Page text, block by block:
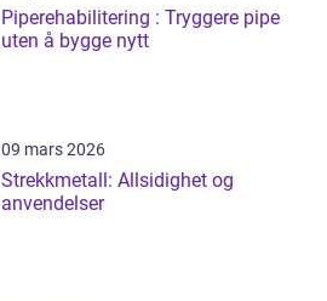
Piperehabilitering : Tryggere pipe
uten å bygge nytt
09 mars 2026
Strekkmetall: Allsidighet og
anvendelser